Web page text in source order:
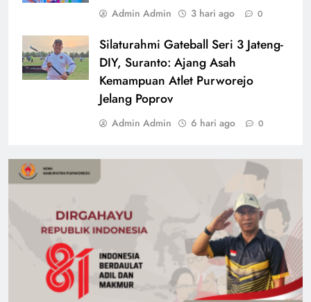
Admin Admin 3 hari ago 0
Silaturahmi Gateball Seri 3 Jateng-
DIY, Suranto: Ajang Asah
Kemampuan Atlet Purworejo
Jelang Poprov
Admin Admin 6 hari ago 0